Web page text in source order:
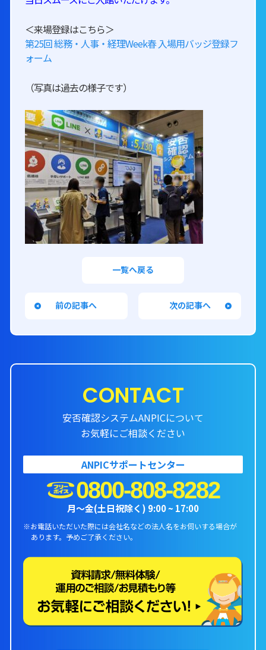
＜来場登録はこちら＞
第25回 総務・人事・経理Week春 入場用バッジ登録フ
ォーム
（写真は過去の様子です）
一覧へ戻る
前の記事へ 次の記事へ
CONTACT
安否確認システムANPICについて
お気軽にご相談ください
ANPICサポートセンター
0800-808-8282
月〜金(土日祝除く) 9:00 ~ 17:00
※お電話いただいた際には会社名などの法人名をお伺いする場合が
あります。 予めご了承ください。